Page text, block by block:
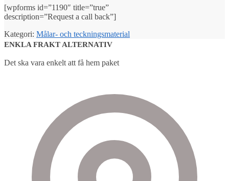
[wpforms id=”1190″ title=”true”
description=”Request a call back”]
Kategori: Målar- och teckningsmaterial
ENKLA FRAKT ALTERNATIV
Det ska vara enkelt att få hem paket